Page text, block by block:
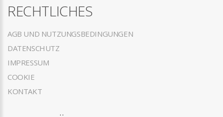
RECHTLICHES
AGB UND NUTZUNGSBEDINGUNGEN
DATENSCHUTZ
IMPRESSUM
COOKIE
KONTAKT